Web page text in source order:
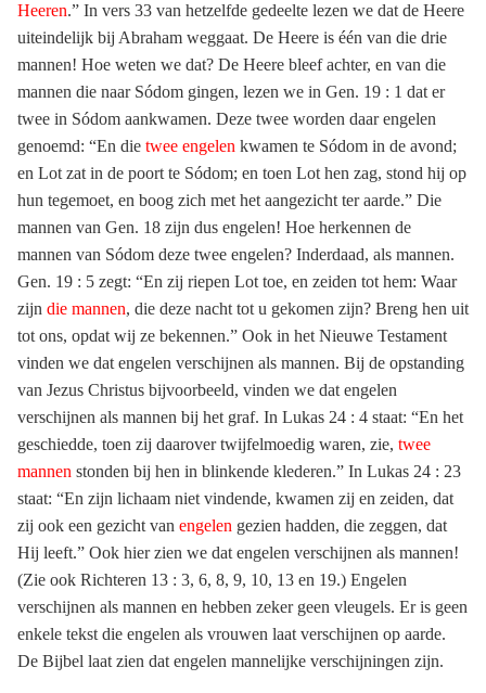
Heeren.” In vers 33 van hetzelfde gedeelte lezen we dat de Heere
uiteindelijk bij Abraham weggaat. De Heere is één van die drie
mannen! Hoe weten we dat? De Heere bleef achter, en van die
mannen die naar Sódom gingen, lezen we in Gen. 19 : 1 dat er
twee in Sódom aankwamen. Deze twee worden daar engelen
genoemd: “En die twee engelen kwamen te Sódom in de avond;
en Lot zat in de poort te Sódom; en toen Lot hen zag, stond hij op
hun tegemoet, en boog zich met het aangezicht ter aarde.” Die
mannen van Gen. 18 zijn dus engelen! Hoe herkennen de
mannen van Sódom deze twee engelen? Inderdaad, als mannen.
Gen. 19 : 5 zegt: “En zij riepen Lot toe, en zeiden tot hem: Waar
zijn die mannen, die deze nacht tot u gekomen zijn? Breng hen uit
tot ons, opdat wij ze bekennen.” Ook in het Nieuwe Testament
vinden we dat engelen verschijnen als mannen. Bij de opstanding
van Jezus Christus bijvoorbeeld, vinden we dat engelen
verschijnen als mannen bij het graf. In Lukas 24 : 4 staat: “En het
geschiedde, toen zij daarover twijfelmoedig waren, zie, twee
mannen stonden bij hen in blinkende klederen.” In Lukas 24 : 23
staat: “En zijn lichaam niet vindende, kwamen zij en zeiden, dat
zij ook een gezicht van engelen gezien hadden, die zeggen, dat
Hij leeft.” Ook hier zien we dat engelen verschijnen als mannen!
(Zie ook Richteren 13 : 3, 6, 8, 9, 10, 13 en 19.) Engelen
verschijnen als mannen en hebben zeker geen vleugels. Er is geen
enkele tekst die engelen als vrouwen laat verschijnen op aarde.
De Bijbel laat zien dat engelen mannelijke verschijningen zijn.